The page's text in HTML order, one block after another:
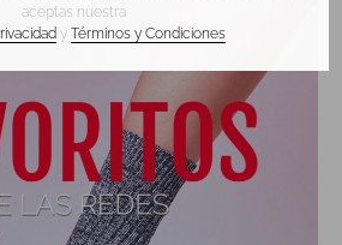
aceptas nuestra
y Términos y Condiciones